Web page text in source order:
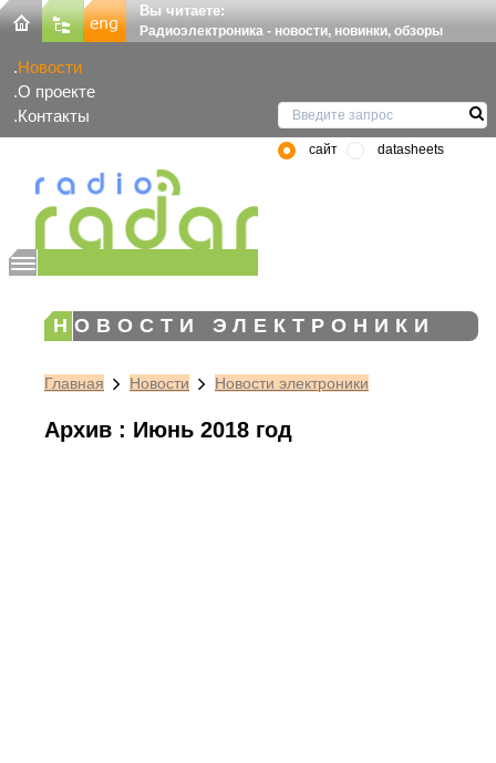
Вы читаете:
Радиоэлектроника - новости, новинки, обзоры
Новости
О проекте
Контакты
сайт datasheets
НОВОСТИ ЭЛЕКТРОНИКИ
Главная Новости Новости электроники
Архив : Июнь 2018 год